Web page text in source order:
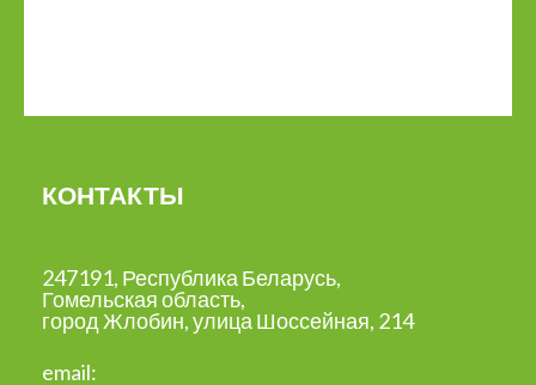
КОНТАКТЫ
247191, Республика Беларусь,
Гомельская область,
город Жлобин, улица Шоссейная, 214
email: